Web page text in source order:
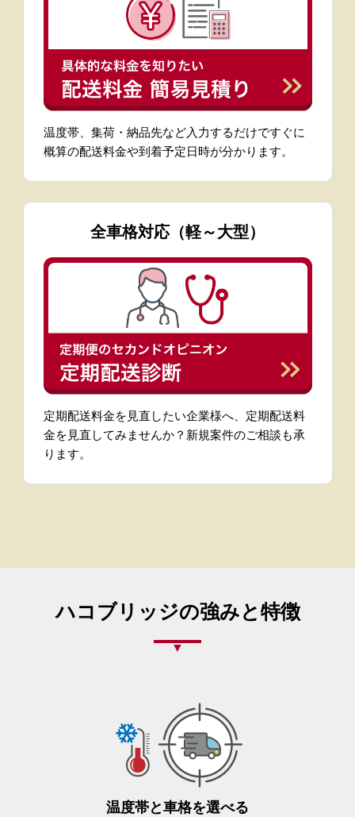
温度帯、集荷・納品先など入力するだけですぐに
概算の配送料金や到着予定日時が分かります。
全車格対応（軽～大型）
定期配送料金を見直したい企業様へ、定期配送料
金を見直してみませんか？新規案件のご相談も承
ります。
ハコブリッジの強みと特徴
温度帯と車格を選べる